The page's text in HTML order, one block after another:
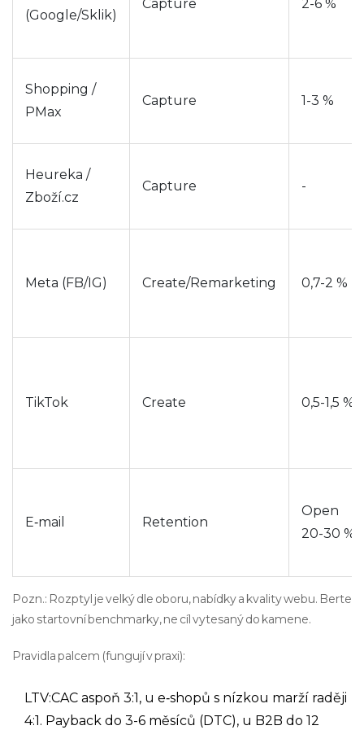
(Google/Sklik)
Capture 2-6 %
Shopping /
PMax
Capture 1-3 %
Heureka /
Zboží.cz
Capture -
Meta (FB/IG) Create/Remarketing 0,7-2 %
TikTok Create 0,5-1,5 %
E‑mail Retention
Open
20-30 %
Pozn.: Rozptyl je velký dle oboru, nabídky a kvality webu. Berte
jako startovní benchmarky, ne cíl vytesaný do kamene.
Pravidla palcem (fungují v praxi):
LTV:CAC aspoň 3:1, u e‑shopů s nízkou marží raději
4:1. Payback do 3-6 měsíců (DTC), u B2B do 12